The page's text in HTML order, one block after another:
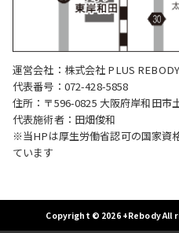
運営会社：株式会社 PLUS REBODY
代表番号：072-428-5858
住所：〒596-0825 大阪府岸和田市
代表施術者：田畑俊和
※当HPは厚生労働省認可の国家資
ています
Copyright © 2026 +Rebody